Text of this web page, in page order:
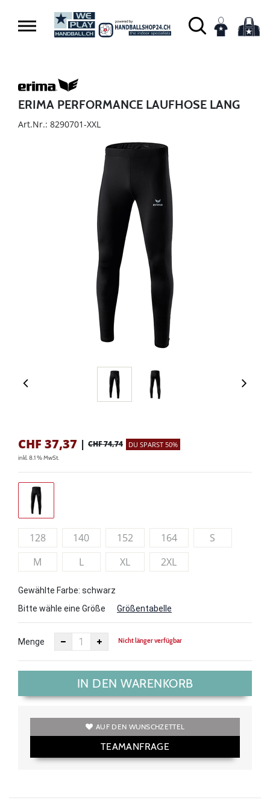
ERIMA PERFORMANCE LAUFHOSE LANG
Art.Nr.: 8290701-XXL
CHF 37,37 | CHF 74,74 DU SPARST 50%
inkl. 8.1 % MwSt.
128 140 152 164
S
M
L XL 2XL
Gewählte Farbe: schwarz
Bitte wähle eine Größe
Größentabelle
Menge Nicht länger verfügbar
IN DEN WARENKORB
AUF DEN WUNSCHZETTEL
TEAMANFRAGE